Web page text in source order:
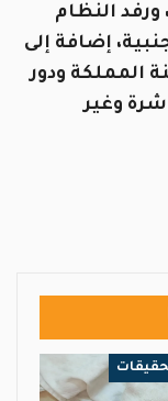
ورفد النظام
إضافة إلى
المملكة ودور
وغير